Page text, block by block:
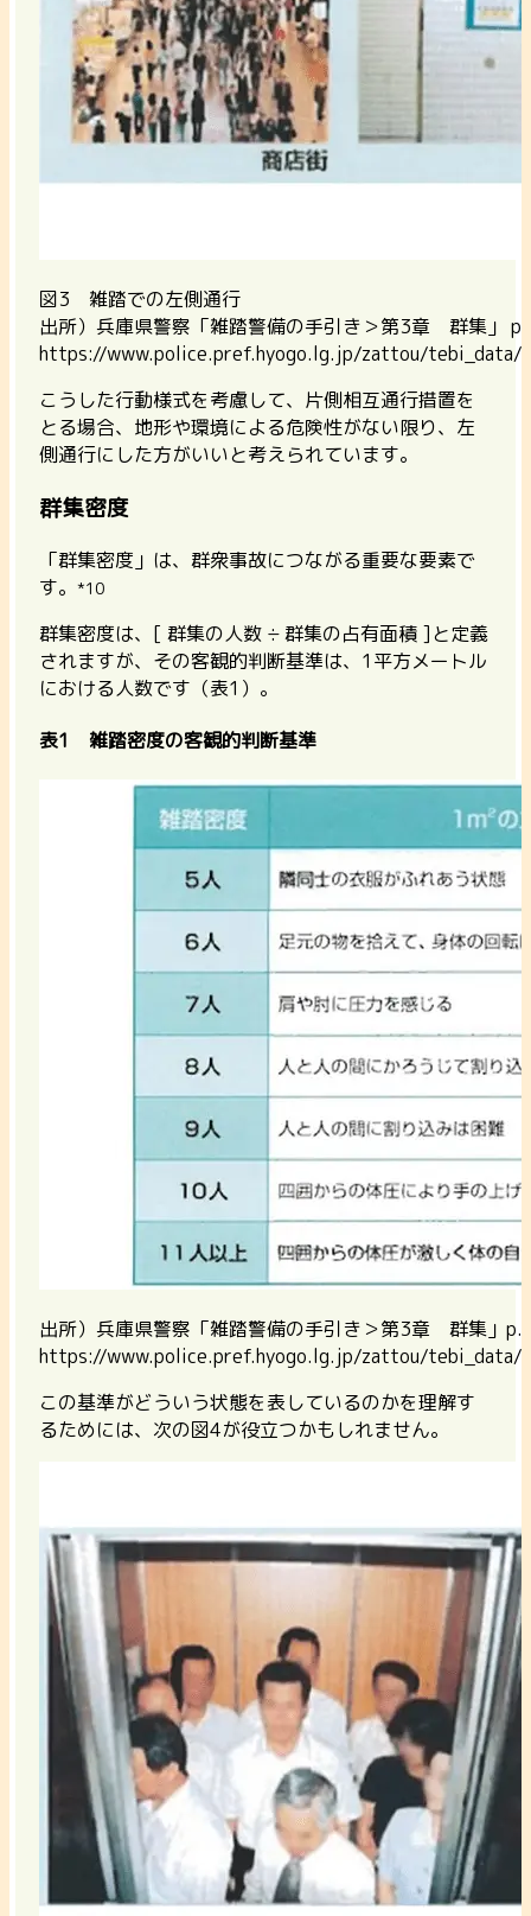
図3 雑踏での左側通行
出所）兵庫県警察「雑踏警備の手引き＞第3章 群集」
https://www.police.pref.hyogo.lg.jp/zattou/tebi_data/
こうした行動様式を考慮して、片側相互通行措置を
とる場合、地形や環境による危険性がない限り、左
側通行にした方がいいと考えられています。
群集密度
「群集密度」は、群衆事故につながる重要な要素で
す。 *10
群集密度は、[ 群集の人数 ÷ 群集の占有面積 ]と定義
されますが、その客観的判断基準は、1平方メートル
における人数です（表1）。
表1 雑踏密度の客観的判断基準
出所）兵庫県警察「雑踏警備の手引き＞第3章 群集」
https://www.police.pref.hyogo.lg.jp/zattou/tebi_data/
この基準がどういう状態を表しているのかを理解す
るためには、次の図4が役立つかもしれません。